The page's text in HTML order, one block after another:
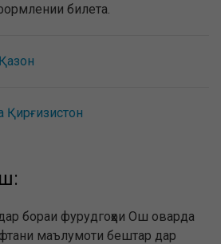
билета.
Қирғизистон
бораи фурудгоҳҳои Ош оварда
маълумоти бештар дар